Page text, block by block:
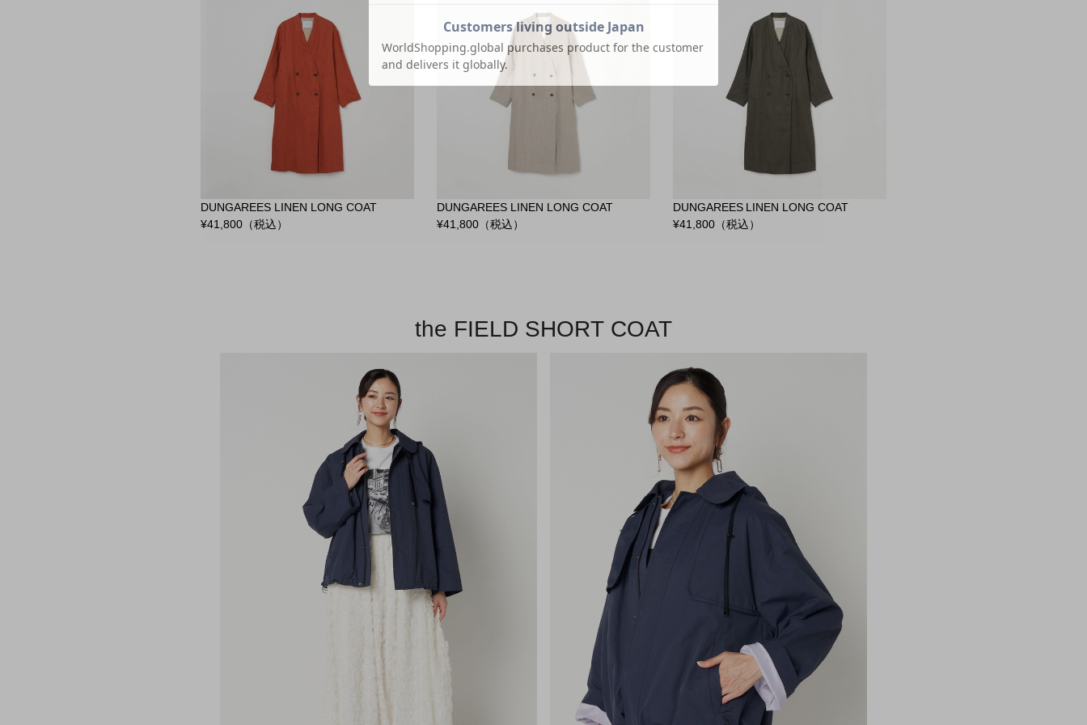
DUNGAREES LINEN LONG COAT
¥41,800（税込）
DUNGAREES LINEN LONG COAT
¥41,800（税込）
DUNGAREES LINEN LONG COAT
¥41,800（税込）
the FIELD SHORT COAT